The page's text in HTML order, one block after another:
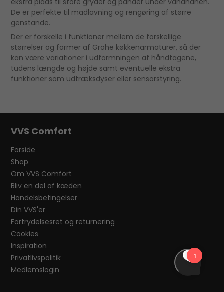
De er perfekte til madlavning og rengøring af større
genstande.
Der er forskelle i funktioner mellem de forskellige
størrelser og former af Grohe køkkenarmaturer, så der
kan være variationer i udformningen af håndtagene,
tudens længde og højde samt eventuelle ekstra
funktioner som udtræksdyser eller sensorstyring.
VVS Comfort
Forside
Shop
Om VVS Comfort
Bliv en del af kæden
Handelsbetingelser
Din VVS'er
Fortrydelsesret og returnering
Cookies
Inspiration
Privatlivspolitik
Medlemslogin